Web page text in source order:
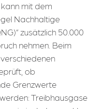
mit dem
Nachhaltige
zusätzlich 50.000
nehmen. Beim
ob
Grenzwerte
Treibhausgase